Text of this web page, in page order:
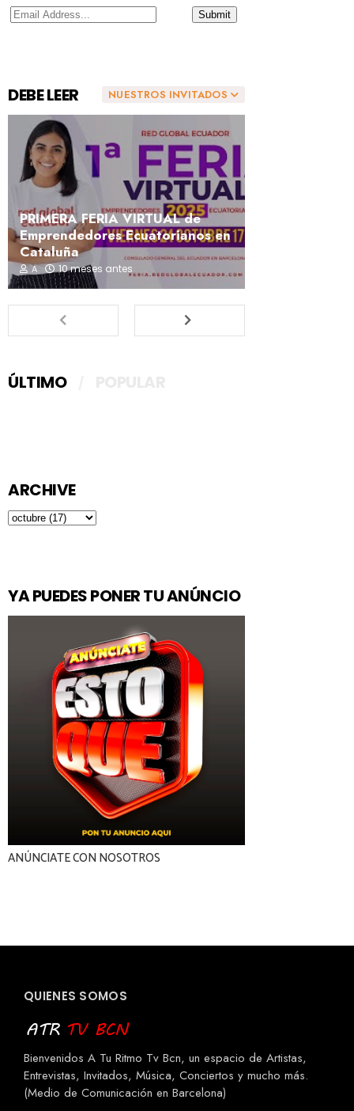
NUESTROS INVITADOS
DEBE LEER
PRIMERA FERIA VIRTUAL de
Emprendedores Ecuatorianos en
Cataluña
A 10 meses antes
ÚLTIMO
ARCHIVE
YA PUEDES PONER TU ANÚNCIO
ANÚNCIATE CON NOSOTROS
QUIENES SOMOS
Bienvenidos A Tu Ritmo Tv Bcn, un espacio de Artistas,
Entrevistas, Invitados, Música, Conciertos y mucho más.
(Medio de Comunicación en Barcelona)